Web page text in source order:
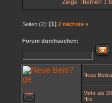
Zeige Themen 1
Seiten (2): [1] 2 nächste »
Forum durchsuchen:
Neue
Mehr als
Hits